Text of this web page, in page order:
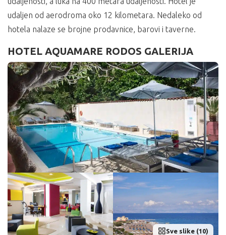
udaljen od aerodroma oko 12 kilometara. Nedaleko od
hotela nalaze se brojne prodavnice, barovi i taverne.
HOTEL AQUAMARE RODOS GALERIJA
Sve slike (10)